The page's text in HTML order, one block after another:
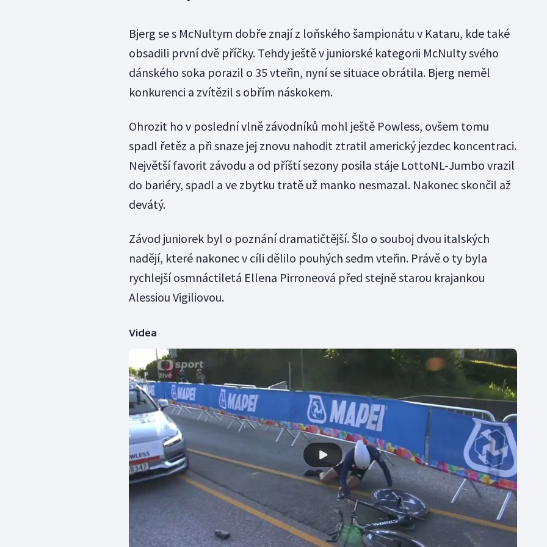
Bjerg se s McNultym dobře znají z loňského šampionátu v Kataru, kde také
obsadili první dvě příčky. Tehdy ještě v juniorské kategorii McNulty svého
dánského soka porazil o 35 vteřin, nyní se situace obrátila. Bjerg neměl
konkurenci a zvítězil s obřím náskokem.
Ohrozit ho v poslední vlně závodníků mohl ještě Powless, ovšem tomu
spadl řetěz a při snaze jej znovu nahodit ztratil americký jezdec koncentraci.
Největší favorit závodu a od příští sezony posila stáje LottoNL-Jumbo vrazil
do bariéry, spadl a ve zbytku tratě už manko nesmazal. Nakonec skončil až
devátý.
Závod juniorek byl o poznání dramatičtější. Šlo o souboj dvou italských
nadějí, které nakonec v cíli dělilo pouhých sedm vteřin. Právě o ty byla
rychlejší osmnáctiletá Ellena Pirroneová před stejně starou krajankou
Alessiou Vigiliovou.
Videa